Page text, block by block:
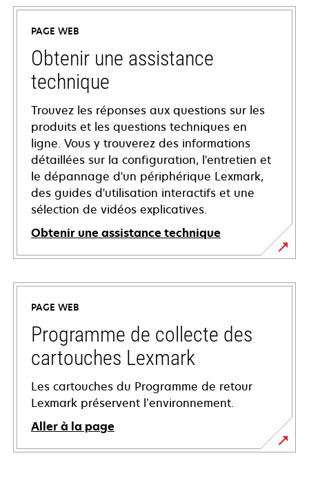
PAGE WEB
Obtenir une assistance
technique
Trouvez les réponses aux questions sur les
produits et les questions techniques en
ligne. Vous y trouverez des informations
détaillées sur la configuration, l'entretien et
le dépannage d'un périphérique Lexmark,
des guides d'utilisation interactifs et une
sélection de vidéos explicatives.
Obtenir une assistance technique
s’ouvre
dans
nouvel
onglet
PAGE WEB
Programme de collecte des
cartouches Lexmark
Les cartouches du Programme de retour
Lexmark préservent l’environnement.
Aller à la page